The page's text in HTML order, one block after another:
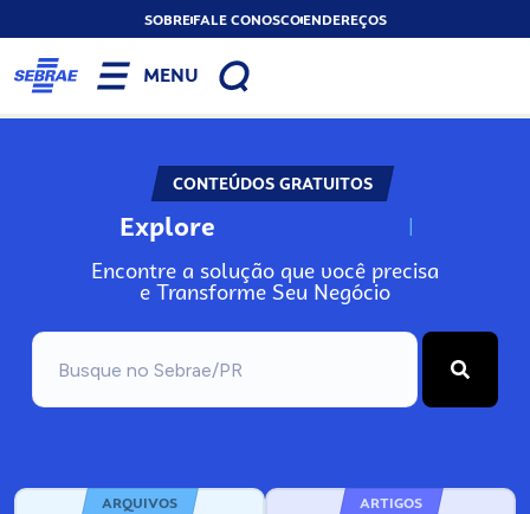
SOBREFALE CONOSCOENDEREÇOS
MENU
CONTEÚDOS GRATUITOS
Explore N
Encontre a solução que você precisa
e Transforme Seu Negócio
ARQUIVOS ARTIGOS